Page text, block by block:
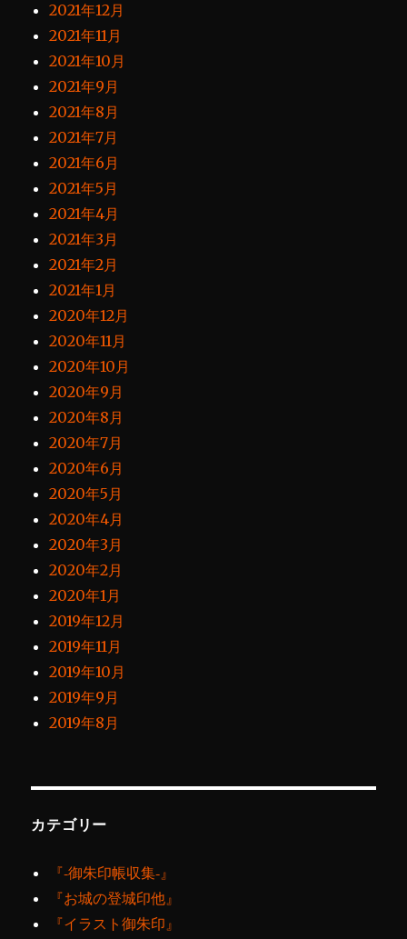
2021年12月
2021年11月
2021年10月
2021年9月
2021年8月
2021年7月
2021年6月
2021年5月
2021年4月
2021年3月
2021年2月
2021年1月
2020年12月
2020年11月
2020年10月
2020年9月
2020年8月
2020年7月
2020年6月
2020年5月
2020年4月
2020年3月
2020年2月
2020年1月
2019年12月
2019年11月
2019年10月
2019年9月
2019年8月
カテゴリー
『‐御朱印帳収集‐』
『お城の登城印他』
『イラスト御朱印』